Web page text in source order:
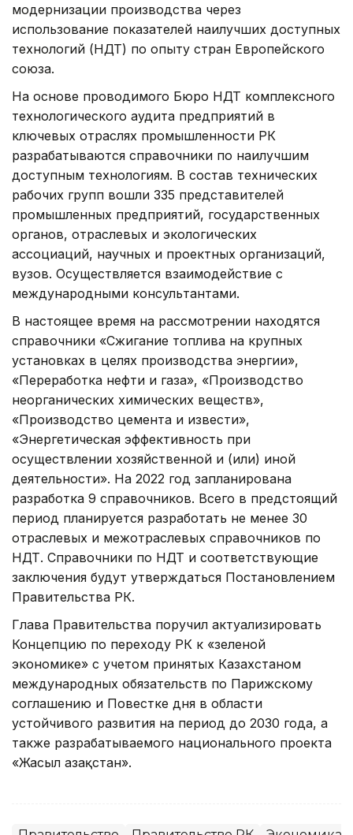
модернизации производства через
использование показателей наилучших доступных
технологий (НДТ) по опыту стран Европейского
союза.
На основе проводимого Бюро НДТ комплексного
технологического аудита предприятий в
ключевых отраслях промышленности РК
разрабатываются справочники по наилучшим
доступным технологиям. В состав технических
рабочих групп вошли 335 представителей
промышленных предприятий, государственных
органов, отраслевых и экологических
ассоциаций, научных и проектных организаций,
вузов. Осуществляется взаимодействие с
международными консультантами.
В настоящее время на рассмотрении находятся
справочники «Сжигание топлива на крупных
установках в целях производства энергии»,
«Переработка нефти и газа», «Производство
неорганических химических веществ»,
«Производство цемента и извести»,
«Энергетическая эффективность при
осуществлении хозяйственной и (или) иной
деятельности». На 2022 год запланирована
разработка 9 справочников. Всего в предстоящий
период планируется разработать не менее 30
отраслевых и межотраслевых справочников по
НДТ. Справочники по НДТ и соответствующие
заключения будут утверждаться Постановлением
Правительства РК.
Глава Правительства поручил актуализировать
Концепцию по переходу РК к «зеленой
экономике» с учетом принятых Казахстаном
международных обязательств по Парижскому
соглашению и Повестке дня в области
устойчивого развития на период до 2030 года, а
также разрабатываемого национального проекта
«Жасыл Қазақстан».